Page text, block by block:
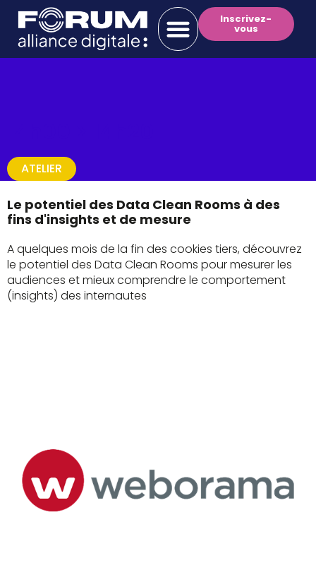
Inscrivez-
vous
ATELIER
Le potentiel des Data Clean Rooms à des
fins d'insights et de mesure
A quelques mois de la fin des cookies tiers, découvrez
le potentiel des Data Clean Rooms pour mesurer les
audiences et mieux comprendre le comportement
(insights) des internautes